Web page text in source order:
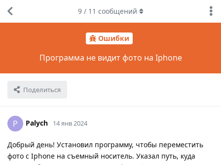
Ошибки
Программа не видит фото на Iphone
Поделиться
9/ 11 сообщений
P Palych 14 янв 2024
Добрый день! Установил программу, чтобы переместить
фото с Iphone на съемный носитель. Указал путь, куда